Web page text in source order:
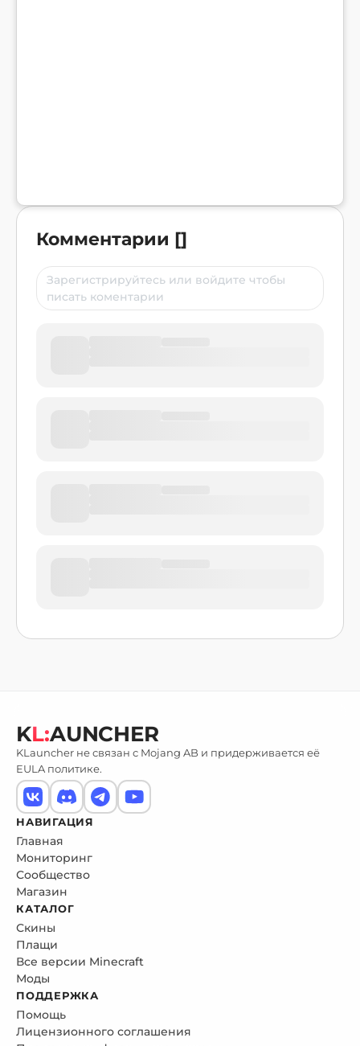
Комментарии []
KL:AUNCHER
KLauncher не связан с Mojang AB и придерживается её
EULA политике.
НАВИГАЦИЯ
Главная
Мониторинг
Сообщество
Магазин
КАТАЛОГ
Скины
Плащи
Все версии Minecraft
Моды
ПОДДЕРЖКА
Помощь
Лицензионного соглашения